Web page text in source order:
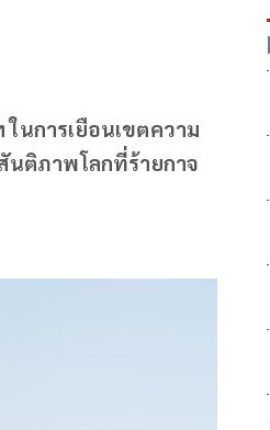
นการเยือนเขตความ
นติภาพโลกที่ร้ายกาจ